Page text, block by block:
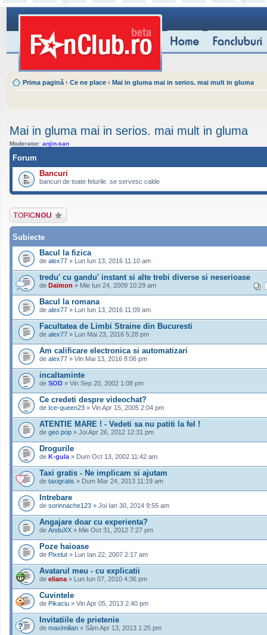
Prima pagină ‹ Ce ne place ‹ Mai in gluma mai in serios. mai mult in gluma
Mai in gluma mai in serios. mai mult in gluma
Moderator: anjin-san
Forum
Bancuri
bancuri de toate felurile. se servesc calde
Scrie un subiect
nou
Subiecte
Bacul la fizica
de alex77 » Lun Iun 13, 2016 11:10 am
tredu' cu gandu' instant si alte trebi diverse si neserioase
de Daïmon » Mie Iun 24, 2009 10:29 am
Bacul la romana
de alex77 » Lun Iun 13, 2016 11:09 am
Facultatea de Limbi Straine din Bucuresti
de alex77 » Lun Mai 23, 2016 5:28 pm
Am calificare electronica si automatizari
de alex77 » Vin Mai 13, 2016 8:06 pm
incaltaminte
de SOD » Vin Sep 20, 2002 1:08 pm
Ce credeti despre videochat?
de Ice-queen23 » Vin Apr 15, 2005 2:04 pm
ATENTIE MARE ! - Vedeti sa nu patiti la fel !
de geo pop » Joi Apr 26, 2012 12:31 pm
Drogurile
de K-gula » Dum Oct 13, 2002 11:42 am
Taxi gratis - Ne implicam si ajutam
de taxigratis » Dum Mar 24, 2013 11:19 am
Intrebare
de sorinnache123 » Joi Ian 30, 2014 9:55 am
Angajare doar cu experienta?
de AnduXX » Mie Oct 31, 2012 7:27 pm
Poze haioase
de Pixelut » Lun Ian 22, 2007 2:17 am
Avatarul meu - cu explicatii
de eliana » Lun Iun 07, 2010 4:36 pm
Cuvintele
de Pikaciu » Vin Apr 05, 2013 2:40 pm
Invitatiile de prietenie
de maximilian » Sâm Apr 13, 2013 1:25 pm